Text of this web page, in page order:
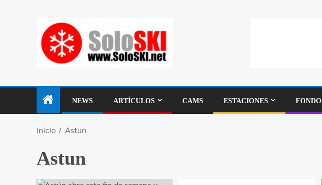
NEWS ARTÍCULOS CAMS ESTACIONES FONDO
Inicio Astun
Astun